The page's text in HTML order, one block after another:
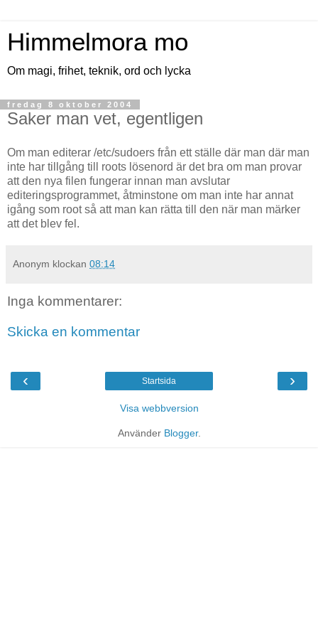
Himmelmora mo
Om magi, frihet, teknik, ord och lycka
fredag 8 oktober 2004
Saker man vet, egentligen
Om man editerar /etc/sudoers från ett ställe där man där man
inte har tillgång till roots lösenord är det bra om man provar
att den nya filen fungerar innan man avslutar
editeringsprogrammet, åtminstone om man inte har annat
igång som root så att man kan rätta till den när man märker
att det blev fel.
Anonym klockan 08:14
Inga kommentarer:
Skicka en kommentar
‹ ›
Startsida
Visa webbversion
Använder Blogger.